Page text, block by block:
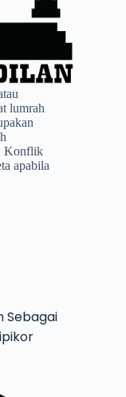
lumrah
Konflik
apabila
Sebagai